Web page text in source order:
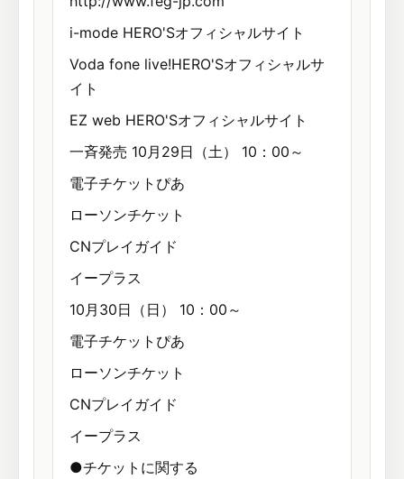
i-mode HERO'Sオフィシャルサイト
Voda fone live!HERO'Sオフィシャルサ
イト
EZ web HERO'Sオフィシャルサイト
一斉発売 10月29日（土） 10：00～
電子チケットぴあ
ローソンチケット
CNプレイガイド
イープラス
10月30日（日） 10：00～
電子チケットぴあ
ローソンチケット
CNプレイガイド
イープラス
●チケットに関する